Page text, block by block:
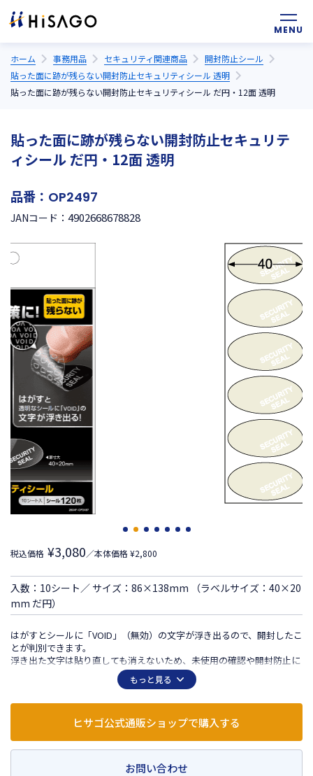
ホーム 事務用品 セキュリティ関連商品
開封防止シール
貼った面に跡が残らない開封防止セキュリティシール 透明
貼った面に跡が残らない開封防止セキュリティシール だ円・12面 透明
貼った面に跡が残らない開封防止セキュリテ
ィシール だ円・12面 透明
品番： OP2497
JANコード： 4902668678828
税込価格 ¥3,080／本体価格 ¥2,800
入数：10シート／ サイズ：86×138mm （ラベルサイズ：40×20
mm だ円）
はがすとシールに「VOID」（無効）の文字が浮き出るので、開封したこ
とが判別できます。
浮き出た文字は貼り直しても消えないため、未使用の確認や開封防止に
貼った面に跡を残さずはがせるため、商品や備品などに直接使用できま
商品の未開封確認など、改ざんや不正開封防止対策に使用できます。
ステンレスなどの金属類、プラスチック類、ガラス類に使用できます。
シールの表面には、「SECURITY SEAL」の文字が印刷されています。
透明タイプのため、被着体の色やデザインを隠さずにセキュリティ性を
もっと見る
ヒサゴ公式通販ショップで購入する
お問い合わせ